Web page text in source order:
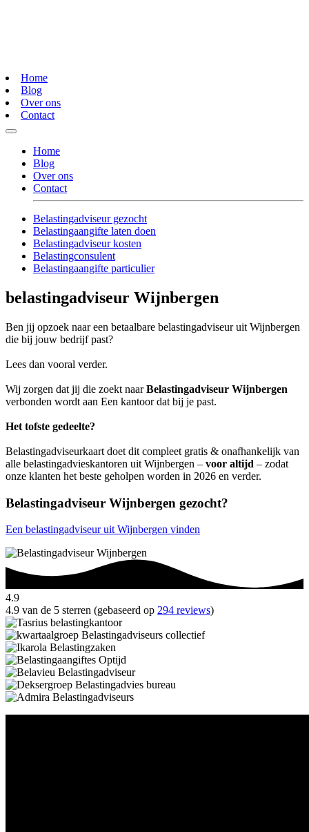
Home
Blog
Over ons
Contact
Home
Blog
Over ons
Contact
Belastingadviseur gezocht
Belastingaangifte laten doen
Belastingadviseur kosten
Belastingconsulent
Belastingaangifte particulier
belastingadviseur Wijnbergen
Ben jij opzoek naar een betaalbare belastingadviseur uit Wijnbergen
die bij jouw bedrijf past?
Lees dan vooral verder.
Wij zorgen dat jij die zoekt naarBelastingadviseur Wijnbergen
verbonden wordt aan Een kantoor dat bij je past.
Het tofste gedeelte?
Belastingadviseurkaart doet dit compleet gratis & onafhankelijk van
alle belastingadvieskantoren uit Wijnbergen – voor altijd – zodat
onze klanten het beste geholpen worden in 2026 en verder.
Belastingadviseur Wijnbergen gezocht?
Een belastingadviseur uit Wijnbergen vinden
4.9
4.9 van de 5 sterren (gebaseerd op 294 reviews)